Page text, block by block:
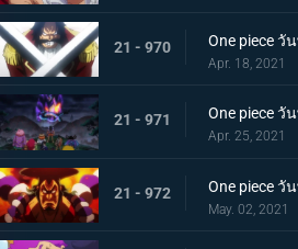
21 - 970
Apr. 18, 2021
21 - 971
Apr. 25, 2021
21 - 972
May. 02, 2021